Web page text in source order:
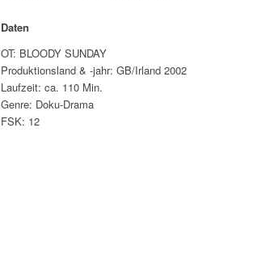
Daten
OT: BLOODY SUNDAY
Produktionsland & -jahr: GB/Irland 2002
Laufzeit: ca. 110 Min.
Genre: Doku-Drama
FSK: 12